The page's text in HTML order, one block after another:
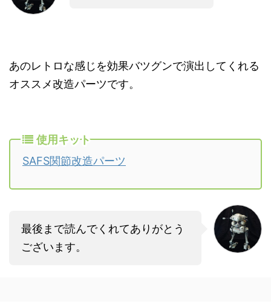
あのレトロな感じを効果バツグンで演出してくれる
オススメ改造パーツです。
使用キット
SAFS関節改造パーツ
最後まで読んでくれてありがとう
ございます。